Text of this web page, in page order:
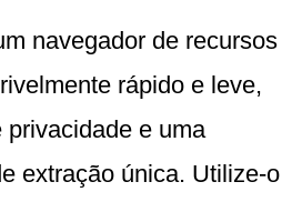
navegador de recursos
rápido e leve,
privacidade e uma
extração única. Utilize-o